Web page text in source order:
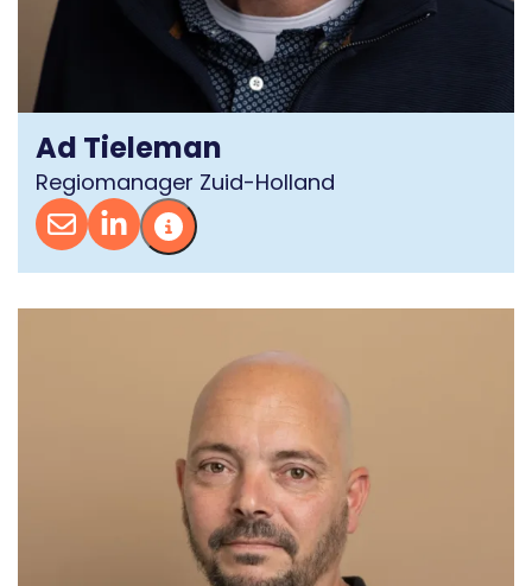
Ad Tieleman
Regiomanager Zuid-Holland